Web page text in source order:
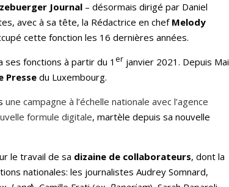
Journal – désormais dirigé par Daniel
avec à sa tête, la Rédactrice en chef Melody
cette fonction les 16 dernières années.
ses fonctions à partir du 1 er janvier 2021. Depuis Mai
Pressedu Luxembourg.
une campagne à l’échelle nationale avec l’agence
formule digitale, martèle depuis sa nouvelle
le travail de sa dizaine de collaborateurs, dont la
nationales: les journalistes Audrey Somnard,